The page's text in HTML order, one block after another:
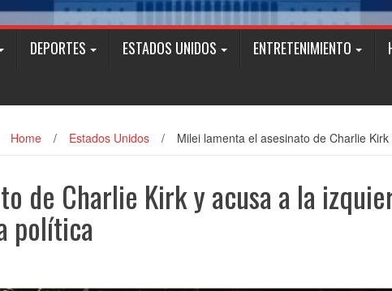
DEPORTES ESTADOS UNIDOS ENTRETENIMIENTO
Home / Estados Unidos / Milei lamenta el asesinato de Charlie
de Charlie Kirk y acusa a la
política